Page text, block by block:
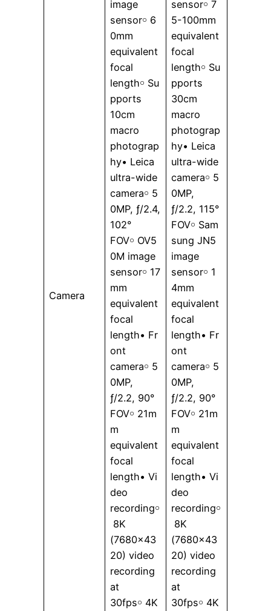
Camera
image
sensor￮ 6
0mm
equivalent
focal
length￮ Su
pports
10cm
macro
photograp
hy• Leica
ultra-wide
camera￮ 5
0MP, ƒ/2.4,
102°
FOV￮ OV5
0M image
sensor￮ 17
mm
equivalent
focal
length• Fr
ont
camera￮ 5
0MP,
ƒ/2.2, 90°
FOV￮ 21m
m
equivalent
focal
length• Vi
deo
recording￮
8K
(7680×43
20) video
recording
at
30fps￮ 4K
sensor￮ 7
5-100mm
equivalent
focal
length￮ Su
pports
30cm
macro
photograp
hy• Leica
ultra-wide
camera￮ 5
0MP,
ƒ/2.2, 115°
FOV￮ Sam
sung JN5
image
sensor￮ 1
4mm
equivalent
focal
length• Fr
ont
camera￮ 5
0MP,
ƒ/2.2, 90°
FOV￮ 21m
m
equivalent
focal
length• Vi
deo
recording￮
8K
(7680×43
20) video
recording
at
30fps￮ 4K